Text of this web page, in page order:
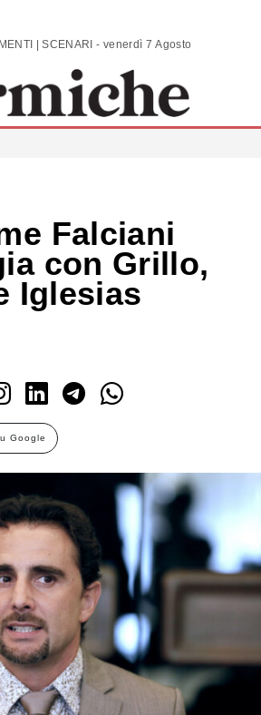
ANALISI | COMMENTI | SCENARI - venerdì 7 Agosto 2026
Falciani
con Grillo,
Iglesias
Google